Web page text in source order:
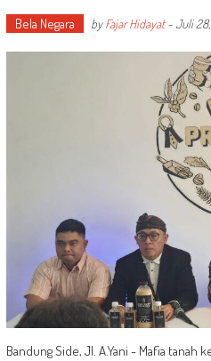
Bela Negara byFajar Hidayat-Juli
Bandung Side, Jl. A.Yani - Mafia tanah